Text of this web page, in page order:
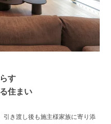
す
住まい
き渡し後も施主様家族に寄り添